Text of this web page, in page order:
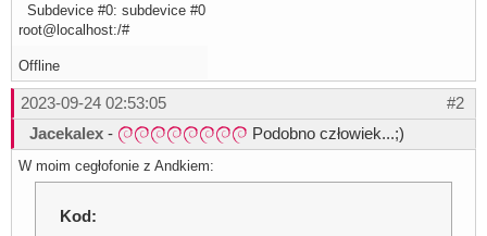
Subdevice #0: subdevice #0
root@localhost:/#
Offline
#2
2023-09-24 02:53:05
Jacekalex - Podobno człowiek...;)
W moim cegłofonie z Andkiem:
Kod: